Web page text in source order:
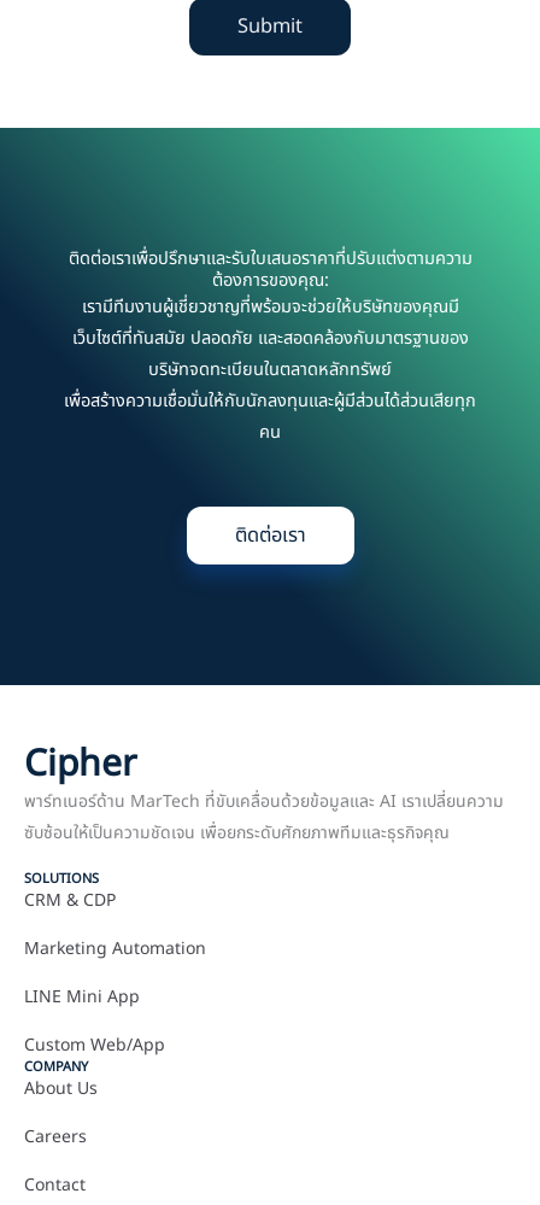
Submit
ติดต่อเราเพื่อปรึกษาและรับใบเสนอราคาที่ปรับแต่งตามความ
ต้องการของคุณ:
เรามีทีมงานผู้เชี่ยวชาญที่พร้อมจะช่วยให้บริษัทของคุณมี
เว็บไซต์ที่ทันสมัย ปลอดภัย และสอดคล้องกับมาตรฐานของ
บริษัทจดทะเบียนในตลาดหลักทรัพย์
เพื่อสร้างความเชื่อมั่นให้กับนักลงทุนและผู้มีส่วนได้ส่วนเสียทุก
คน
ติดต่อเรา
Cipher
พาร์ทเนอร์ด้าน MarTech ที่ขับเคลื่อนด้วยข้อมูลและ AI เราเปลี่ยนความ
ซับซ้อนให้เป็นความชัดเจน เพื่อยกระดับศักยภาพทีมและธุรกิจคุณ
SOLUTIONS
CRM & CDP
Marketing Automation
LINE Mini App
Custom Web/App
COMPANY
About Us
Careers
Contact